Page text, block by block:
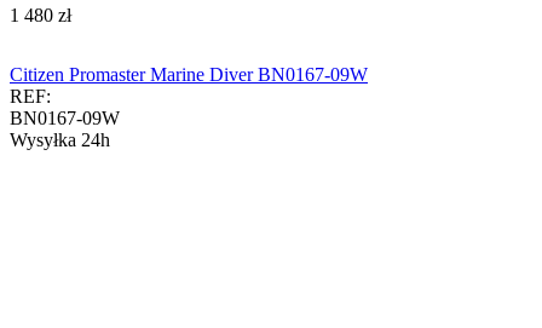
‍1 480‍ zł
Citizen Promaster Marine Diver BN0167-09W
REF:
BN0167-09W
Wysyłka 24h